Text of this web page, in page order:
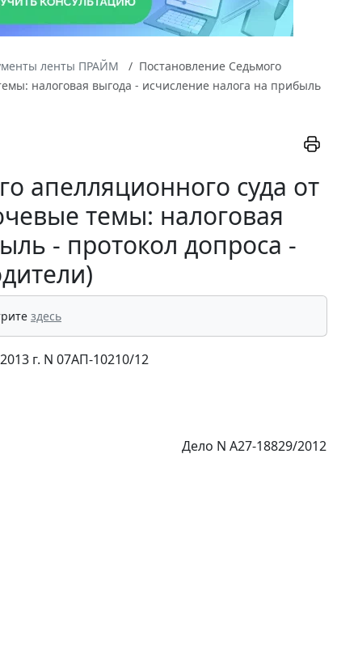
ленты ПРАЙМ
Постановление Седьмого
налоговая выгода - исчисление налога на прибыль
апелляционного суда от
темы: налоговая
- протокол допроса -
здесь
г. N 07АП-10210/12
Дело N А27-18829/2012